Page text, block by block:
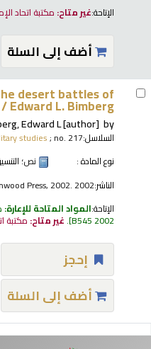
الإتاحة:غير متاح: مكتبة اتحاد
أضف إلى السلة
desert battles of
/Edward L. Bimberg.
by
Edward L[author]
السلاسل: studies; no. 217
نوع المادة :
نص؛
الناشر:Press, 2002. 2002
الإتاحة:المواد المتاحة للإعارة:
B545 2002
.غير متاح: مكتبة
إحجز
أضف إلى السلة